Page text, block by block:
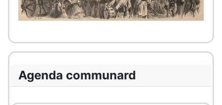
Agenda communard